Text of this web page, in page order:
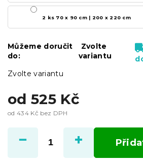
od 525 Kč
od 434 Kč bez DPH
cena:
Zvolte variantu
2 ks 70 x 90 cm | 200 x 220 cm
Můžeme doručit
do:
Zvolte
variantu